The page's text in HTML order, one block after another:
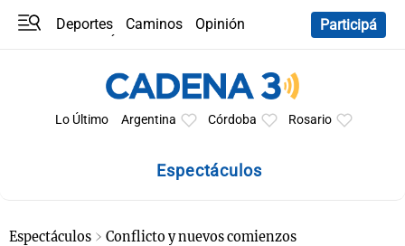
Deportes Caminos
Opinión
Participá
Lo Último Argentina Córdoba Rosario
Espectáculos
Espectáculos Conflicto y nuevos comienzos